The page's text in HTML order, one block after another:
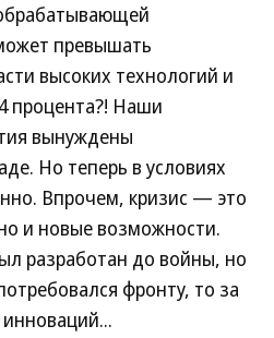
превышать
высоких технологий и
процента?! Наши
вынуждены
Но теперь в условиях
Впрочем, кризис — это
и новые возможности.
разработан до войны, но
фронту, то за